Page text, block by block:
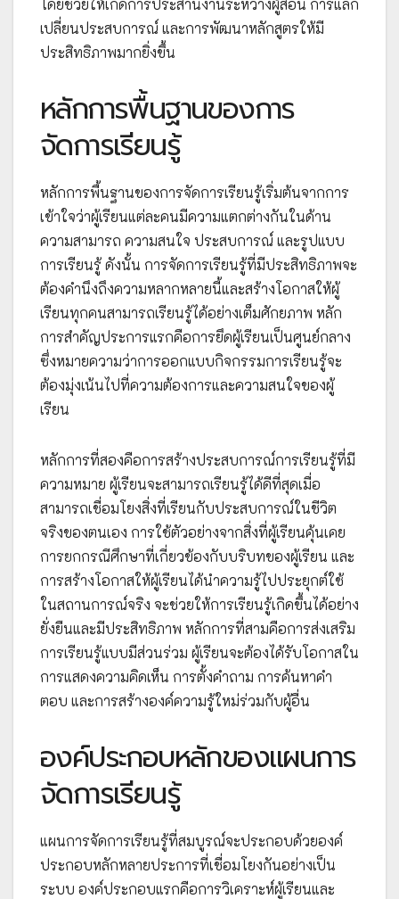
โดยช่วยให้เกิดการประสานงานระหว่างผู้สอน การแลก
เปลี่ยนประสบการณ์ และการพัฒนาหลักสูตรให้มี
ประสิทธิภาพมากยิ่งขึ้น
หลักการพื้นฐานของการ
จัดการเรียนรู้
หลักการพื้นฐานของการจัดการเรียนรู้เริ่มต้นจากการ
เข้าใจว่าผู้เรียนแต่ละคนมีความแตกต่างกันในด้าน
ความสามารถ ความสนใจ ประสบการณ์ และรูปแบบ
การเรียนรู้ ดังนั้น การจัดการเรียนรู้ที่มีประสิทธิภาพจะ
ต้องคำนึงถึงความหลากหลายนี้และสร้างโอกาสให้ผู้
เรียนทุกคนสามารถเรียนรู้ได้อย่างเต็มศักยภาพ หลัก
การสำคัญประการแรกคือการยึดผู้เรียนเป็นศูนย์กลาง
ซึ่งหมายความว่าการออกแบบกิจกรรมการเรียนรู้จะ
ต้องมุ่งเน้นไปที่ความต้องการและความสนใจของผู้
เรียน
หลักการที่สองคือการสร้างประสบการณ์การเรียนรู้ที่มี
ความหมาย ผู้เรียนจะสามารถเรียนรู้ได้ดีที่สุดเมื่อ
สามารถเชื่อมโยงสิ่งที่เรียนกับประสบการณ์ในชีวิต
จริงของตนเอง การใช้ตัวอย่างจากสิ่งที่ผู้เรียนคุ้นเคย
การยกกรณีศึกษาที่เกี่ยวข้องกับบริบทของผู้เรียน และ
การสร้างโอกาสให้ผู้เรียนได้นำความรู้ไปประยุกต์ใช้
ในสถานการณ์จริง จะช่วยให้การเรียนรู้เกิดขึ้นได้อย่าง
ยั่งยืนและมีประสิทธิภาพ หลักการที่สามคือการส่งเสริม
การเรียนรู้แบบมีส่วนร่วม ผู้เรียนจะต้องได้รับโอกาสใน
การแสดงความคิดเห็น การตั้งคำถาม การค้นหาคำ
ตอบ และการสร้างองค์ความรู้ใหม่ร่วมกับผู้อื่น
องค์ประกอบหลักของแผนการ
จัดการเรียนรู้
แผนการจัดการเรียนรู้ที่สมบูรณ์จะประกอบด้วยองค์
ประกอบหลักหลายประการที่เชื่อมโยงกันอย่างเป็น
ระบบ องค์ประกอบแรกคือการวิเคราะห์ผู้เรียนและ